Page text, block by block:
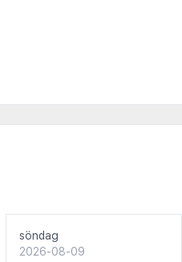
söndag
2026-08-09